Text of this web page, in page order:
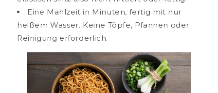
Eine Mahlzeit in Minuten, fertig mit nur
heißem Wasser. Keine Töpfe, Pfannen oder
Reinigung erforderlich.